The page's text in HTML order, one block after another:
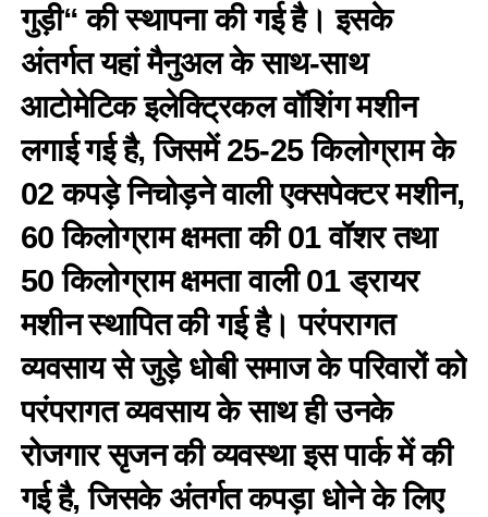
गुड़ी“ की स्थापना की गई है। इसके
अंतर्गत यहां मैनुअल के साथ-साथ
आटोमेटिक इलेक्ट्रिकल वॉशिंग मशीन
लगाई गई है, जिसमें 25-25 किलोग्राम के
02 कपड़े निचोड़ने वाली एक्सपेक्टर मशीन,
60 किलोग्राम क्षमता की 01 वॉशर तथा
50 किलोग्राम क्षमता वाली 01 ड्रायर
मशीन स्थापित की गई है। परंपरागत
व्यवसाय से जुड़े धोबी समाज के परिवारों को
परंपरागत व्यवसाय के साथ ही उनके
रोजगार सृजन की व्यवस्था इस पार्क में की
गई है, जिसके अंतर्गत कपड़ा धोने के लिए